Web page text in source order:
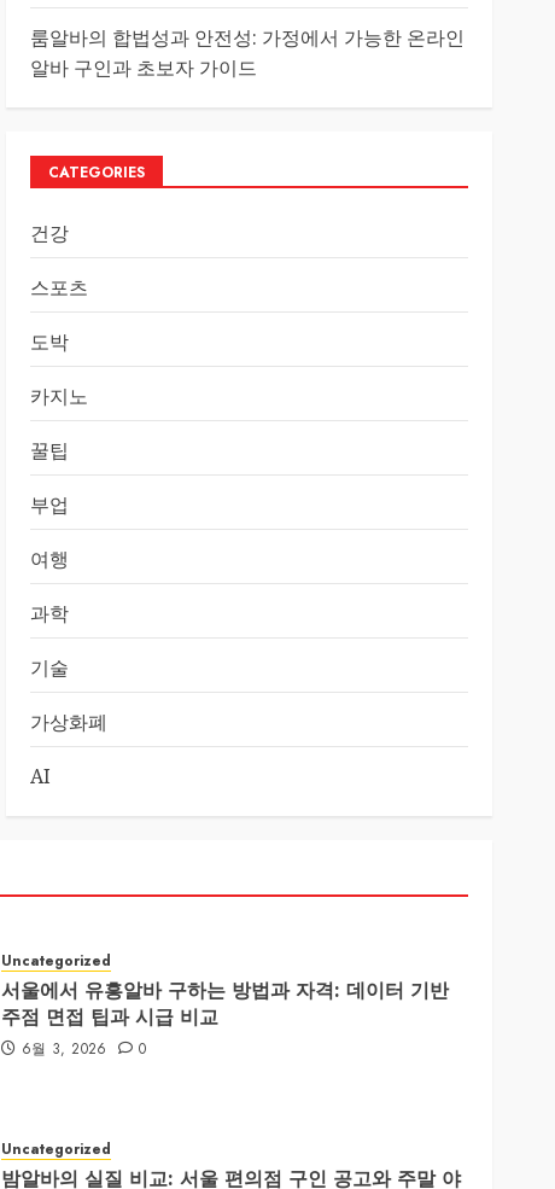
룸알바의 합법성과 안전성: 가정에서 가능한 온라인
알바 구인과 초보자 가이드
CATEGORIES
건강
스포츠
도박
카지노
꿀팁
부업
여행
과학
기술
가상화폐
AI
Uncategorized
서울에서 유흥알바 구하는 방법과 자격: 데이터 기반
주점 면접 팁과 시급 비교
6월 3, 2026 0
Uncategorized
밤알바의 실질 비교: 서울 편의점 구인 공고와 주말 야